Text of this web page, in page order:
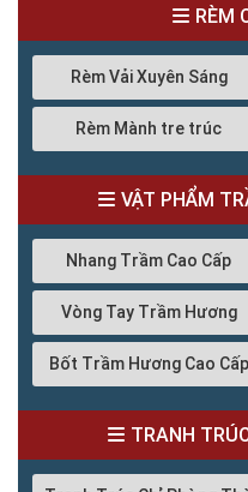
RÈM
Rèm Vải Xuyên Sáng
Rèm Mành tre trúc
VẬT PHẨM
Nhang Trầm Cao Cấp
Vòng Tay Trầm Hương
Bốt Trầm Hương Cao Cấp
TRANH